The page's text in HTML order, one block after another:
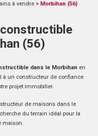
à vendre > Morbihan (56)
(56)
dans le Morbihan en
à un constructeur de confiance
projet immobilier.
de maisons dans le
du terrain idéal pour la
maison.